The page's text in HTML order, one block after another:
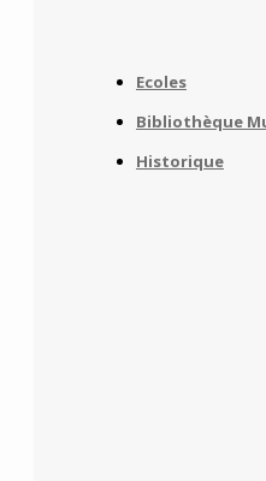
Ecoles
Bibliothèque
Historique